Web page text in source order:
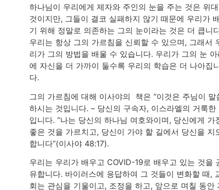
하나님이 우리에게 제자와 주인의 눈을 주는 것은 위
것이지만, 그들이 결코 실패하지 않기 때문에 우리가
기 위해 정말로 의존하는 그의 눈이라는 것은 더 큽니
우리는 항상 그의 가르침을 신뢰할 수 있으며, 그래서
리가 그의 방법을 배울 수 있습니다. 우리가 그의 눈
에 자신을 더 가까이 둘수록 우리의 학습은 더 나아집
다.
그의 가르침에 대해 이사야의 책은 “이것은 주님이 말
하시는 것입니다. – 당신의 구속자, 이스라엘의 거룩한
입니다. “나는 당신의 하나님 여호와이며, 당신에게 가
좋은 것을 가르치고, 당신이 가야 할 길에서 당신을 지
합니다”(이사야 48:17).
우리는 우리가 배우고 COVID-19로 배우고 있는 것을
유합니다. 바이러스에 응답하여 그 것들이 변화할 때,
회는 관심을 기울이고, 조정을 하고, 앞으로 며칠 동안